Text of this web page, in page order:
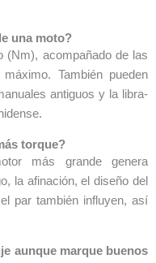
una moto?
(Nm), acompañado de las
También pueden
antiguos y la libra-
torque?
más grande genera
la afinación, el diseño del
par también influyen, así
aunque marque buenos